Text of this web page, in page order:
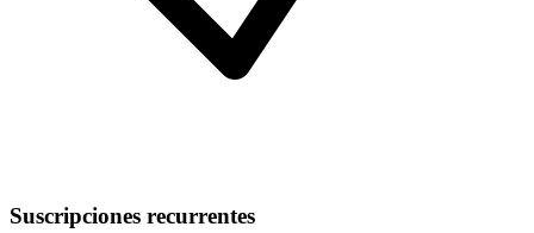
Suscripciones recurrentes